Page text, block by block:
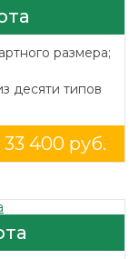
размера;
десяти типов
33 400 руб.